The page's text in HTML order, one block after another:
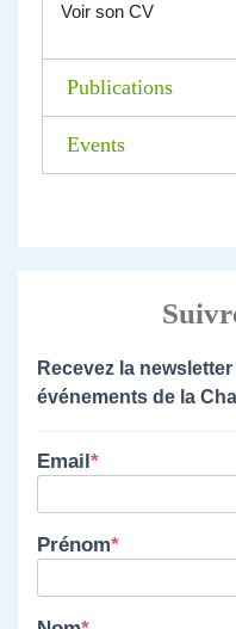
Voir son CV
Publications
Events
Recevez la
événements de la
Email
Prénom